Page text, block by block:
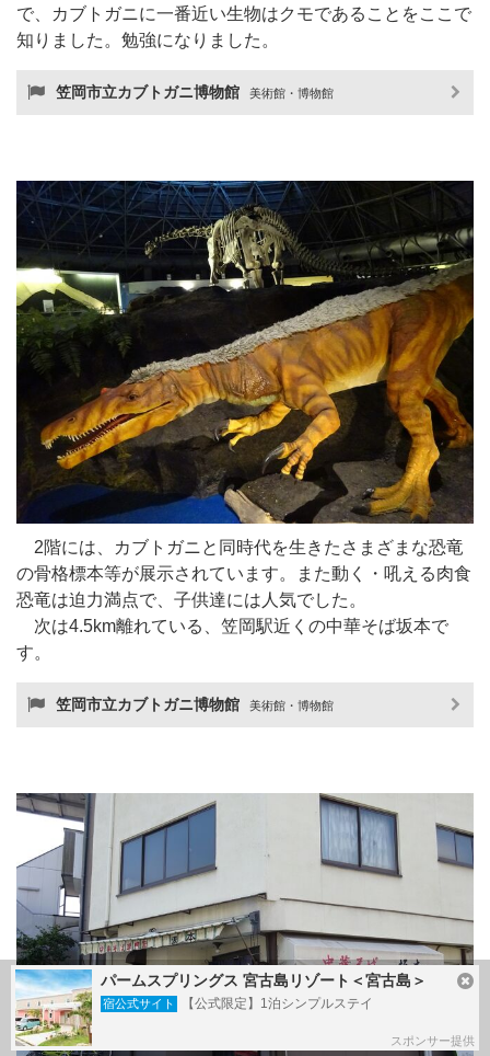
で、カブトガニに一番近い生物はクモであることをここで
知りました。勉強になりました。
笠岡市立カブトガニ博物館 美術館・博物館
2階には、カブトガニと同時代を生きたさまざまな恐竜
の骨格標本等が展示されています。また動く・吼える肉食
恐竜は迫力満点で、子供達には人気でした。
次は4.5km離れている、笠岡駅近くの中華そば坂本で
す。
笠岡市立カブトガニ博物館 美術館・博物館
パームスプリングス 宮古島リゾート＜宮古島＞
宿公式サイト 【公式限定】1泊シンプルステイ
スポンサー提供